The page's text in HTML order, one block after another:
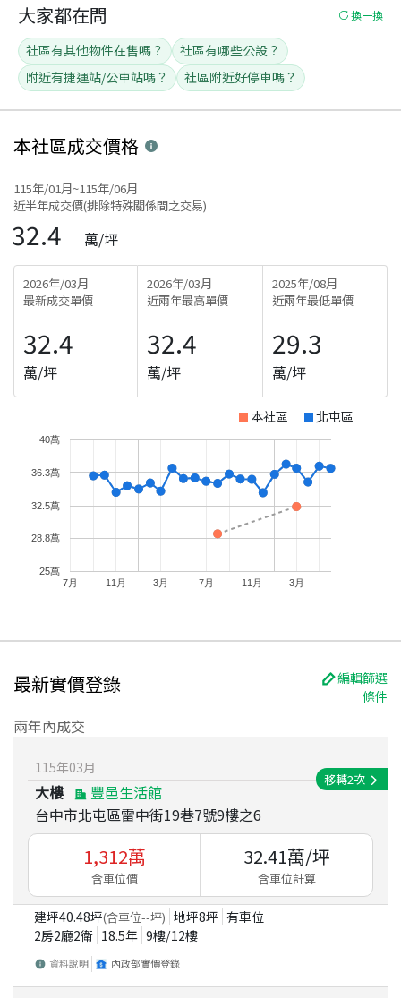
大家都在問 換一換
社區有其他物件在售嗎？
社區有哪些公設？
附近有捷運站/公車站嗎？
社區附近好停車嗎？
本社區成交價格
115年/01月~115年/06月
近半年成交價(排除特殊關係間之交易)
32.4 萬/坪
2026年/03月
最新成交單價
32.4
萬/坪
2026年/03月
近兩年最高單價
32.4
萬/坪
2025年/08月
近兩年最低單價
29.3
萬/坪
本社區 北屯區
7月 11月 3月 7月 11月 3月
25萬
28.8萬
32.5萬
36.3萬
40萬
最新實價登錄
編輯篩選
條件
兩年內成交
115年03月
大樓
豐邑生活館
台中市北屯區雷中街19巷7號9樓之6
移轉2次
1,312萬
含車位價
32.41萬/坪
含車位計算
建坪40.48坪(含車位--坪) 地坪8坪 有車位
2房2廳2衛 18.5年 9樓/12樓
資料說明 內政部實價登錄